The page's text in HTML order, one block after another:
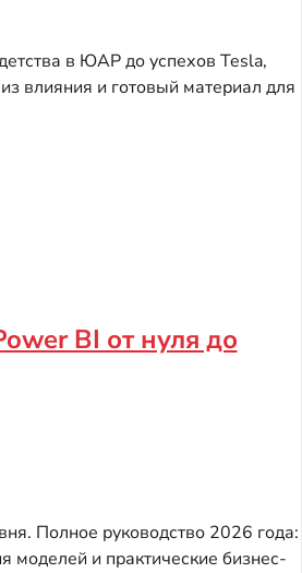
в ЮАР до успехов Tesla,
влияния и готовый материал для
BI от нуля до
Полное руководство 2026 года:
моделей и практические бизнес-